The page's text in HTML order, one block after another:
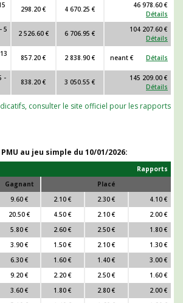
298.20 € 4 670.25 €
46 978.60 €
Détails
5
2 526.60 € 6 706.95 €
104 207.60 €
Détails
857.20 € 2 838.90 € neant € Détails
-
838.20 € 3 050.55 €
145 209.00 €
Détails
consulter le site officiel pour les rapports
au jeu simple du 10/01/2026:
Rapports
Gagnant
Placé
9.60 € 2.10 € 2.30 €
4.10 €
20.50 € 4.50 € 2.10 €
2.00 €
5.80 € 2.60 € 2.50 €
1.80 €
3.90 € 1.50 € 2.10 €
1.30 €
6.30 € 1.60 € 1.40 €
3.00 €
9.20 € 2.20 € 2.50 €
1.60 €
3.60 € 1.80 € 2.80 €
2.00 €